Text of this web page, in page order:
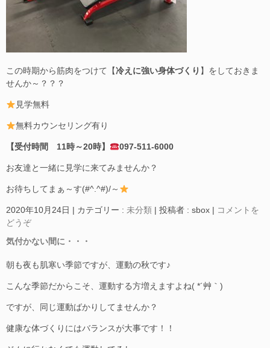
この時期から筋肉をつけて【冷えに強い身体づくり 】をしておきま
せんか～？？？
見学無料
無料カウンセリング有り
【受付時間 11時～20時】 097-511-6000
お友達と一緒に見学に来てみませんか？
お待ちしてまぁ～す(#^.^#)/～
2020年10月24日 | カテゴリー : 未分類 | 投稿者 : sbox | コメントを
どうぞ
気付かない間に・・・
朝も夜も肌寒い季節ですが、運動の秋です♪
こんな季節だからこそ、運動する方増えますよね( *´艸｀)
ですが、同じ運動ばかりしてませんか？
健康な体づくりにはバランスが大事です！！